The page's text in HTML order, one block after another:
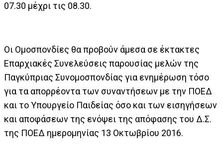
07.30 μέχρι τις 08.30.
Οι Ομοσπονδίες θα προβούν άμεσα σε έκτακτες
Επαρχιακές Συνελεύσεις παρουσίας μελών της
Παγκύπριας Συνομοσπονδίας για ενημέρωση τόσο
για τα απορρέοντα των συναντήσεων με την ΠΟΕΔ
και το Υπουργείο Παιδείας όσο και των εισηγήσεων
και αποφάσεων της ενόψει της απόφασης του Δ.Σ.
της ΠΟΕΔ ημερομηνίας 13 Οκτωβρίου 2016.